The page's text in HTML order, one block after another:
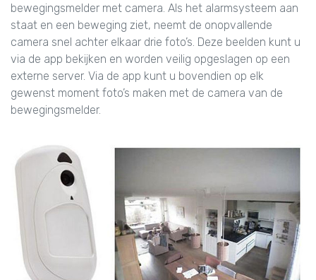
bewegingsmelder met camera. Als het alarmsysteem aan
staat en een beweging ziet, neemt de onopvallende
camera snel achter elkaar drie foto’s. Deze beelden kunt u
via de app bekijken en worden veilig opgeslagen op een
externe server. Via de app kunt u bovendien op elk
gewenst moment foto’s maken met de camera van de
bewegingsmelder.